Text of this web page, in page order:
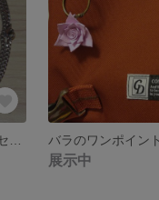
展示中